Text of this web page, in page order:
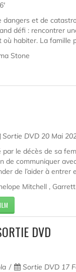
et de
défi : rencontrer
habiter. La famille
Stone
Sortie DVD 20 Mai
par le décès de sa
de communiquer
de l’aider à entrer
Mitchell ,
DVD
Sortie DVD 17